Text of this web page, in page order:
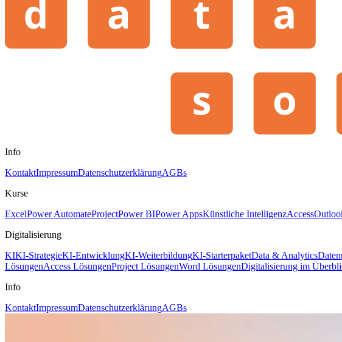
Info
KontaktImpressumDatenschutzerklärungAGBs
Kurse
ExcelPower AutomateProjectPower BIPower AppsKünstliche IntelligenzAccess
Digitalisierung
KIKI-StrategieKI-EntwicklungKI-WeiterbildungKI-StarterpaketData & Analytics
LösungenAccess LösungenProject LösungenWord LösungenDigitalisierung im
Info
KontaktImpressumDatenschutzerklärungAGBs